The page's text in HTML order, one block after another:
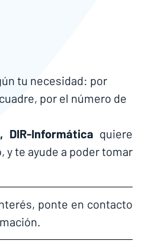
tu necesidad: por
por el número de
DIR-Informática quiere
y te ayude a poder tomar
ponte en contacto